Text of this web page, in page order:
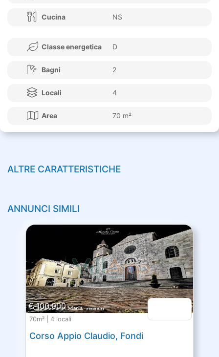
Cucina NS
Classe energetica D
Bagni 2
Locali 4
Area 70 m²
ALTRE CARATTERISTICHE
ANNUNCI SIMILI
€ 100.000
70m² | 4 locali
Corso Appio Claudio, Fondi